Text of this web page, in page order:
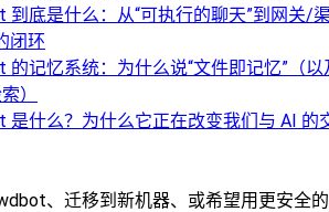
到底是什么：从“可执行的聊天”到网关/
闭环
的记忆系统：为什么说“文件即记忆”（以
）
是什么？为什么它正在改变我们与 AI 的
、迁移到新机器、或希望用更安全的